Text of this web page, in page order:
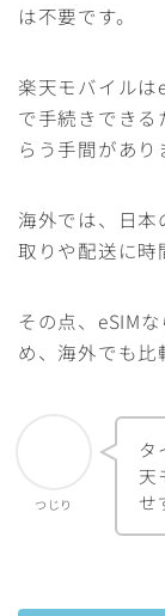
は不要です。
楽天モバイルは
で手続きできる
らう手間があり
海外では、日本
取りや配送に時
その点、eSIM
め、海外でも比
つじり
タ
天
せ